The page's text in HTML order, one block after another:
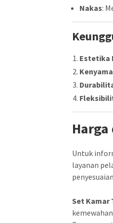
Nakas:
Estetika
Harga
Untuk
layanan
Set Kamar